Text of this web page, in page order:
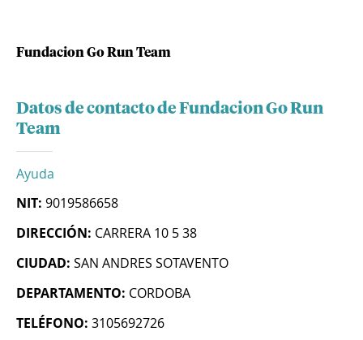
Fundacion Go Run Team
Datos de contacto de Fundacion Go Run
Team
Ayuda
NIT: 9019586658
DIRECCIÓN: CARRERA 10 5 38
CIUDAD: SAN ANDRES SOTAVENTO
DEPARTAMENTO: CORDOBA
TELÉFONO: 3105692726